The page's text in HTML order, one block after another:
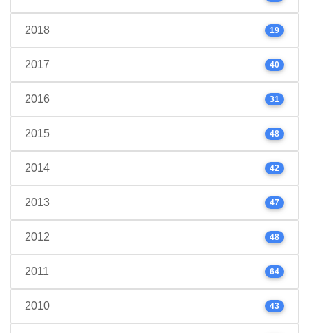
2018 19
2017 40
2016 31
2015 48
2014 42
2013 47
2012 48
2011 64
2010 43